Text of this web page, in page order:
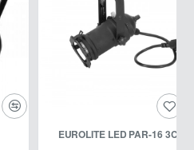
EUROLITE LED PAR-16 3CT bl